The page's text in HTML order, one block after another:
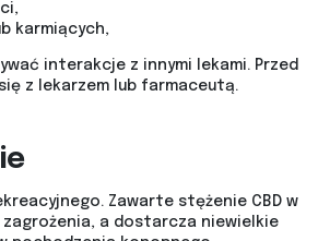
karmiących,
interakcje z innymi lekami. Przed
z lekarzem lub farmaceutą.
Zawarte stężenie CBD w
a dostarcza niewielkie